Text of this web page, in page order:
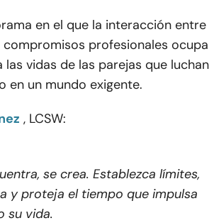
en el que la interacción entre
profesionales ocupa
vidas de las parejas que luchan
un mundo exigente.
, LCSW:
se crea. Establezca límites,
y proteja el tiempo que impulsa
su vida.